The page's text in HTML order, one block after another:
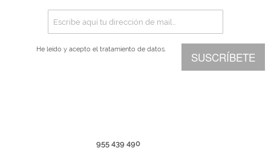
SUSCRÍBETE
He leído y acepto el tratamiento de datos.
955 439 490